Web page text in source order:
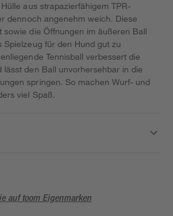
aus strapazierfähigem TPR-
dennoch angenehm weich. Diese
sowie die Öffnungen im äußeren Ball
Spielzeug für den Hund gut zu
Tennisball verbessert die
lässt den Ball unvorhersehbar in die
springen. So machen Wurf- und
viel Spaß.
auf toom Eigenmarken